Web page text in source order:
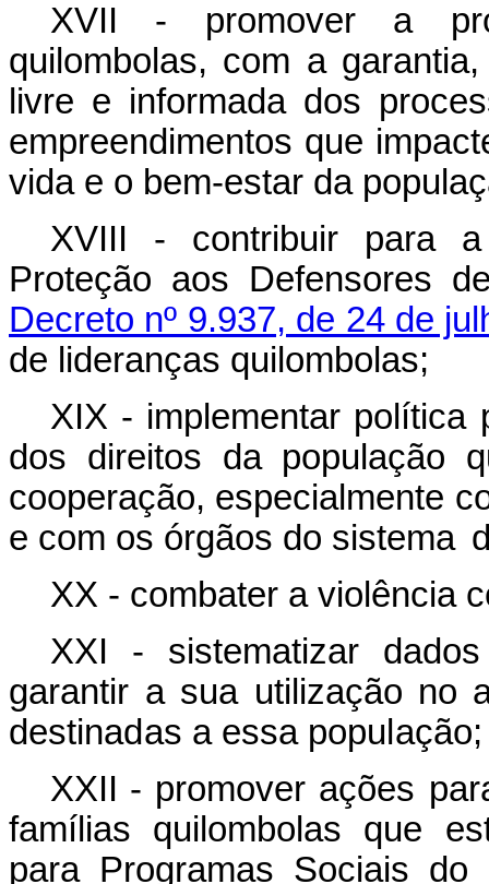
XVII - promover a
quilombolas, com a
livre e informada dos
empreendimentos que
vida e o bem-estar da
XVIII - contribuir para a
Proteção aos Defensores
Decreto nº 9.937, de 24 de
de lideranças quilombolas;
XIX - implementar política
dos direitos da população
cooperação, especialmente
e com os órgãos do sistema
XX - combater a violência
XXI - sistematizar
dados
garantir a sua utilização no
destinadas a essa população;
XXII - promover ações
famílias
quilombolas que
para Programas Sociais